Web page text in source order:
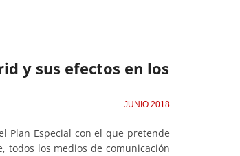
y sus efectos en los
JUNIO 2018
Plan Especial con el que pretende
todos los medios de comunicación